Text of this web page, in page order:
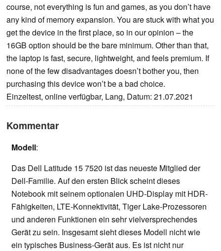
course, not everything is fun and games, as you don’t have
any kind of memory expansion. You are stuck with what you
get the device in the first place, so in our opinion – the
16GB option should be the bare minimum. Other than that,
the laptop is fast, secure, lightweight, and feels premium. If
none of the few disadvantages doesn’t bother you, then
purchasing this device won’t be a bad choice.
Einzeltest, online verfügbar, Lang, Datum: 21.07.2021
Kommentar
Modell:
Das Dell Latitude 15 7520 ist das neueste Mitglied der
Dell-Familie. Auf den ersten Blick scheint dieses
Notebook mit seinem optionalen UHD-Display mit HDR-
Fähigkeiten, LTE-Konnektivität, Tiger Lake-Prozessoren
und anderen Funktionen ein sehr vielversprechendes
Gerät zu sein. Insgesamt sieht dieses Modell nicht wie
ein typisches Business-Gerät aus. Es ist nicht nur